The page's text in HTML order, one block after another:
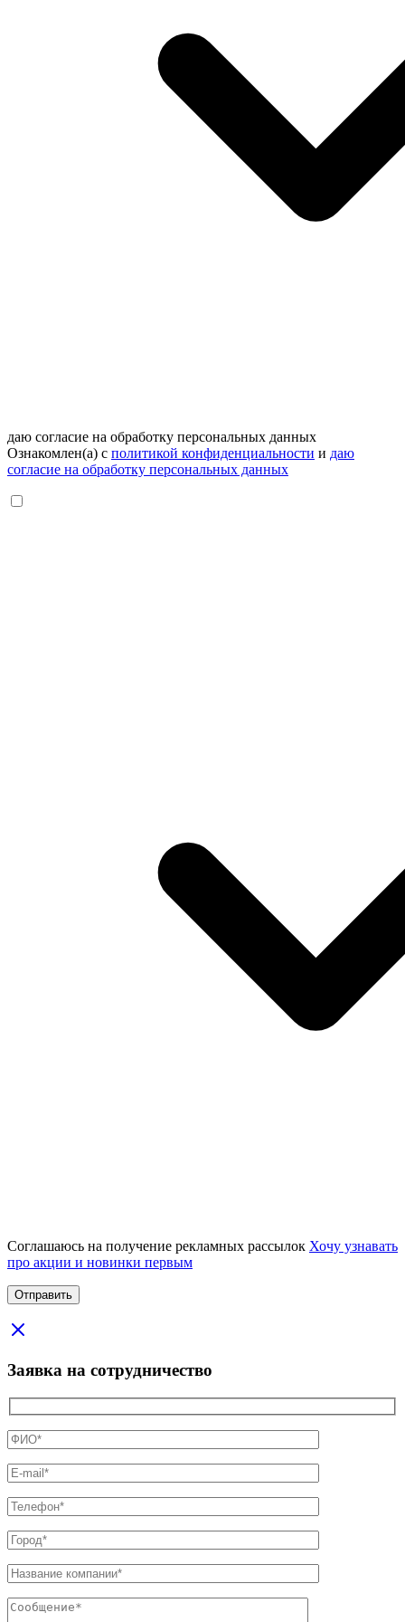
даю согласие на обработку персональных данных
Ознакомлен(а) с политикой конфиденциальности и даю
согласие на обработку персональных данных
Соглашаюсь на получение рекламных рассылок Хочу узнавать
про акции и новинки первым
Заявка на сотрудничество